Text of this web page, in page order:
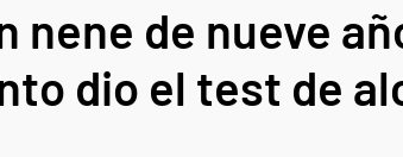
nene de nueve
dio el test de